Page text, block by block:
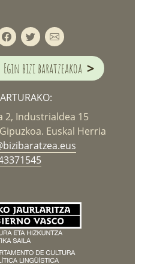
Egin bizi baratzeakoa >
2, Industrialdea 15
Euskal Herria